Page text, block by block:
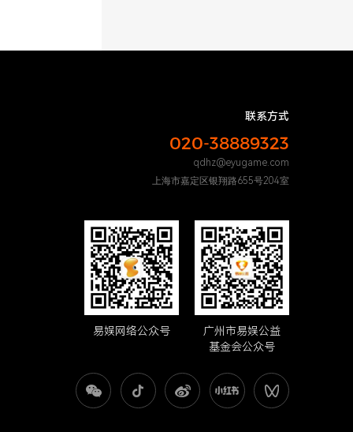
联系方式
020-38889323
qdhz@eyugame.com
上海市嘉定区银翔路655号204室
易娱网络公众号
广州市易娱公益
基金会公众号